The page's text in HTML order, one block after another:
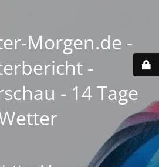
Morgen.de -
-
- 14 Tage